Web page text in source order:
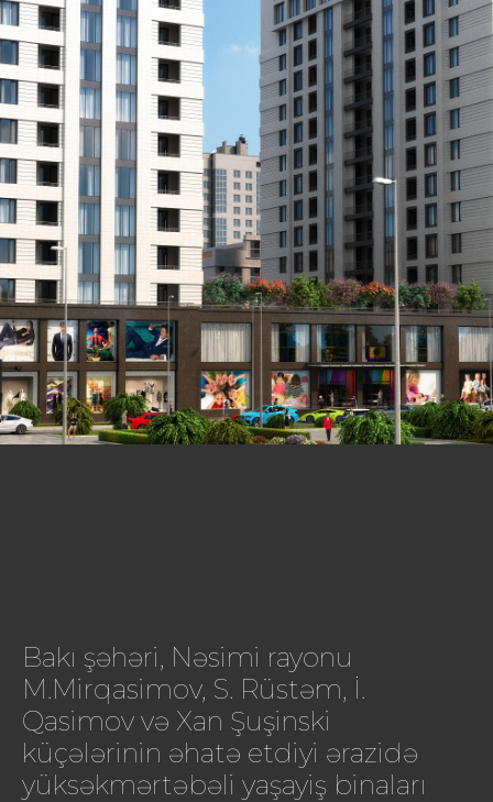
Bakı şəhəri, Nəsimi rayonu
M.Mirqasimov, S. Rüstəm, İ.
Qasimov və Xan Şuşinski
küçələrinin əhatə etdiyi ərazidə
yüksəkmərtəbəli yaşayiş binaları